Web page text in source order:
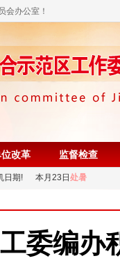
会办公室！
改革 监督检查
日期! 本月23日 处暑
委编办